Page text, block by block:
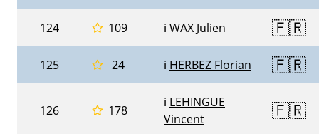
124 109 ℹ️ WAX Julien 🇫🇷
125 24 ℹ️ HERBEZ Florian 🇫🇷
126 178
ℹ️ LEHINGUE
Vincent
🇫🇷